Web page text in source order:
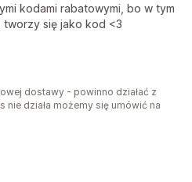
kodami rabatowymi, bo w tym
tworzy się jako kod <3
dostawy - powinno działać z
nie działa możemy się umówić na